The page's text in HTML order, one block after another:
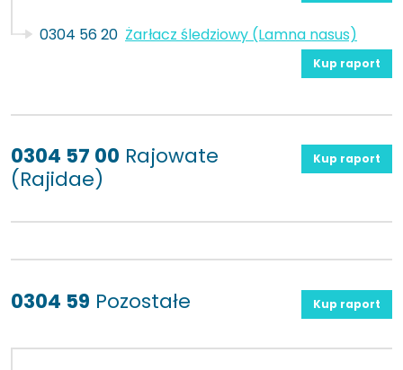
0304 56 20 Żarłacz śledziowy (Lamna nasus)
Kup raport
0304 57 00 Rajowate
(Rajidae)
Kup raport
0304 59 Pozostałe Kup raport